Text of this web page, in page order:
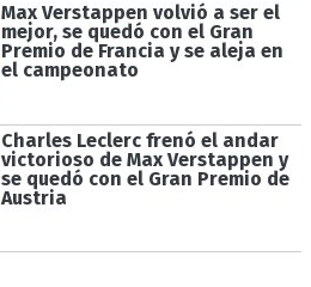
Max Verstappen volvió a ser el
mejor, se quedó con el Gran
Premio de Francia y se aleja en
el campeonato
Charles Leclerc frenó el andar
victorioso de Max Verstappen y
se quedó con el Gran Premio de
Austria